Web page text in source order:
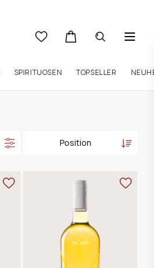
SPIRITUOSEN TOPSELLER